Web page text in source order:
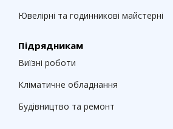
Ювелірні та годинникові майстерні
Підрядникам
Виїзні роботи
Кліматичне обладнання
Будівництво та ремонт